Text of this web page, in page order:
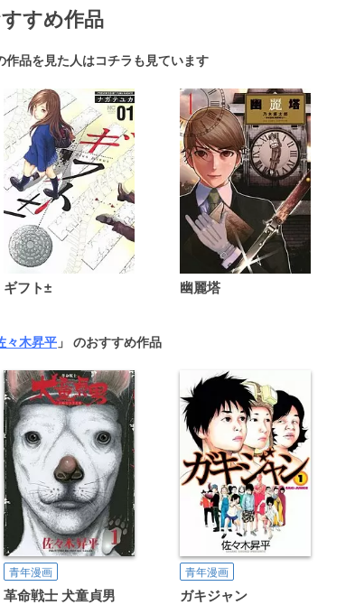
すめ作品
作品を見た人はコチラも見ています
ギフト± 幽麗塔
々木昇平 」 のおすすめ作品
青年漫画
革命戦士 犬童貞男
青年漫画
ガキジャン